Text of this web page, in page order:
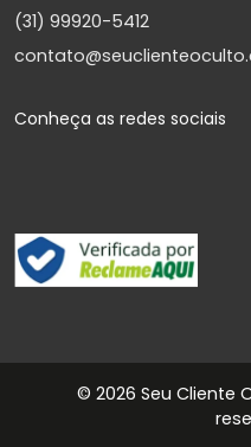
(31) 99920-5412
Conheça as redes sociais
© 2026 Seu Cliente